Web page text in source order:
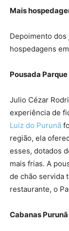
Mais
Depoimento
hospedagens
Pousada Parque
Julio Cézar
experiência de
Luiz do Purunã
região, ela
esses, dotados
mais frias. A
de chão servida
restaurante, o
Cabanas Purunã